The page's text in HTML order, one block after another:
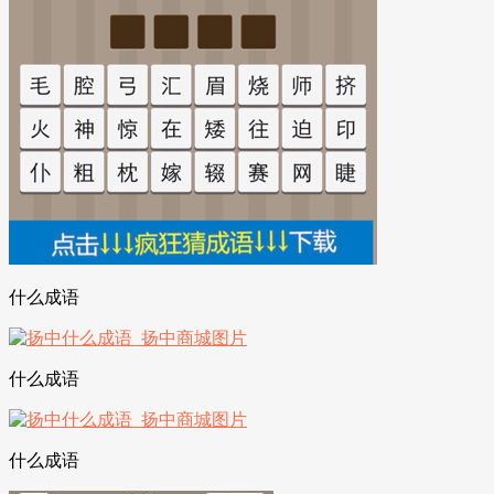
什么成语
什么成语
什么成语